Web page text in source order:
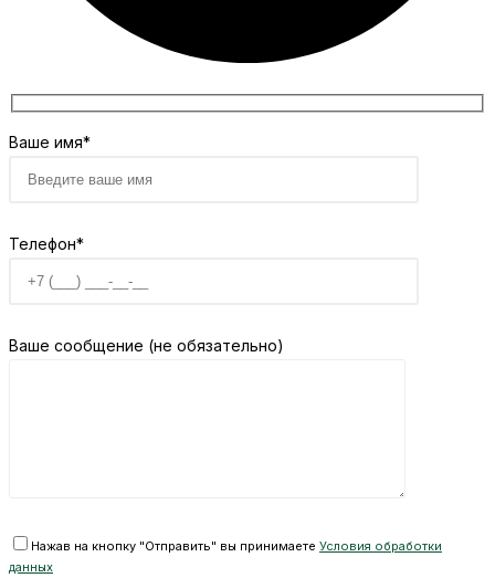
Ваше имя*
Телефон*
Ваше сообщение (не обязательно)
Нажав на кнопку "Отправить" вы принимаете Условия обработки
данных